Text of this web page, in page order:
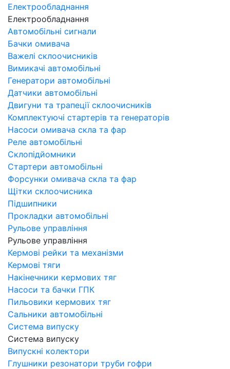
Електрообладнання
Електрообладнання
Автомобільні сигнали
Бачки омивача
Важелі склоочисників
Вимикачі автомобільні
Генератори автомобільні
Датчики автомобільні
Двигуни та трапеції склоочисників
Комплектуючі стартерів та генераторів
Насоси омивача скла та фар
Реле автомобільні
Склопідйомники
Стартери автомобільні
Форсунки омивача скла та фар
Щітки склоочисника
Підшипники
Прокладки автомобільні
Рульове управління
Рульове управління
Кермові рейки та механізми
Кермові тяги
Накінечники кермових тяг
Насоси та бачки ГПК
Пильовики кермових тяг
Сальники автомобільні
Система випуску
Система випуску
Випускні колектори
Глушники резонатори труби гофри